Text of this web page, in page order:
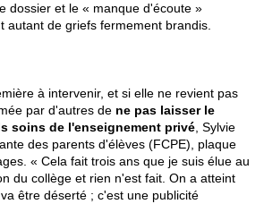
dossier et le « manque d'écoute »
autant de griefs fermement brandis.
à intervenir, et si elle ne revient pas
par d'autres de ne pas laisser le
soins de l'enseignement privé , Sylvie
des parents d'élèves (FCPE), plaque
« Cela fait trois ans que je suis élue au
du collège et rien n'est fait. On a atteint
être déserté ; c'est une publicité